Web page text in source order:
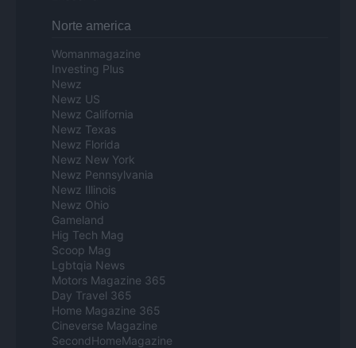
Norte america
Womanmagazine
Investing Plus
Newz
Newz US
Newz California
Newz Texas
Newz Florida
Newz New York
Newz Pennsylvania
Newz Illinois
Newz Ohio
Gameland
Hig Tech Mag
Scoop Mag
Lgbtqia News
Motors Magazine 365
Day Travel 365
Home Magazine 365
Cineverse Magazine
SecondHomeMagazine